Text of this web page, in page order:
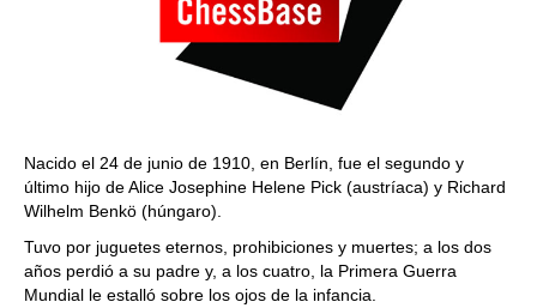
Nacido el 24 de junio de 1910, en Berlín, fue el segundo y
último hijo de Alice Josephine Helene Pick (austríaca) y Richard
Wilhelm Benkö (húngaro).
Tuvo por juguetes eternos, prohibiciones y muertes; a los dos
años perdió a su padre y, a los cuatro, la Primera Guerra
Mundial le estalló sobre los ojos de la infancia.